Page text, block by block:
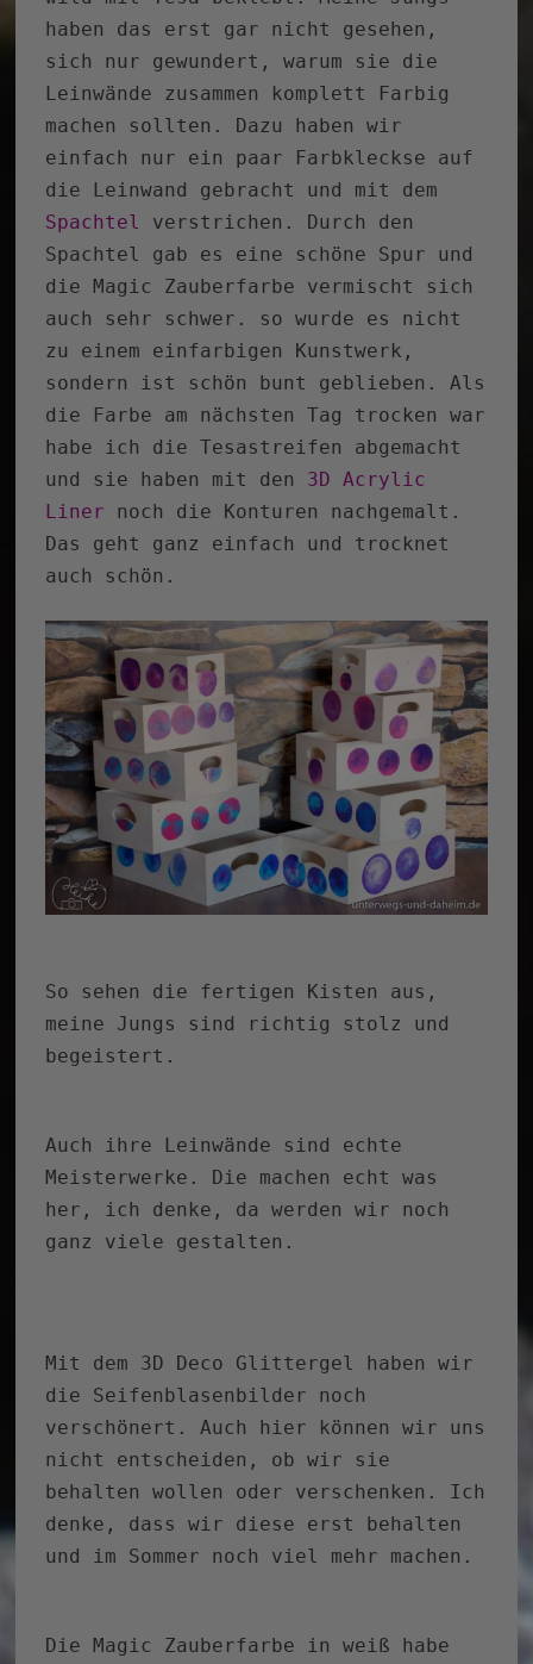
haben das erst gar nicht gesehen,
sich nur gewundert, warum sie die
Leinwände zusammen komplett Farbig
machen sollten. Dazu haben wir
einfach nur ein paar Farbkleckse auf
die Leinwand gebracht und mit dem
Spachtel
verstrichen. Durch den
Spachtel gab es eine schöne Spur und
die Magic Zauberfarbe vermischt sich
auch sehr schwer. so wurde es nicht
zu einem einfarbigen Kunstwerk,
sondern ist schön bunt geblieben. Als
die Farbe am nächsten Tag trocken war
habe ich die Tesastreifen abgemacht
und sie haben mit den 3D Acrylic
Liner noch die Konturen nachgemalt.
Das geht ganz einfach und trocknet
auch schön.
So sehen die fertigen Kisten aus,
meine Jungs sind richtig stolz und
begeistert.
Auch ihre Leinwände sind echte
Meisterwerke. Die machen echt was
her, ich denke, da werden wir noch
ganz viele gestalten.
Mit dem 3D Deco Glittergel haben wir
die Seifenblasenbilder noch
verschönert. Auch hier können wir uns
nicht entscheiden, ob wir sie
behalten wollen oder verschenken. Ich
denke, dass wir diese erst behalten
und im Sommer noch viel mehr machen.
Die Magic Zauberfarbe in weiß habe